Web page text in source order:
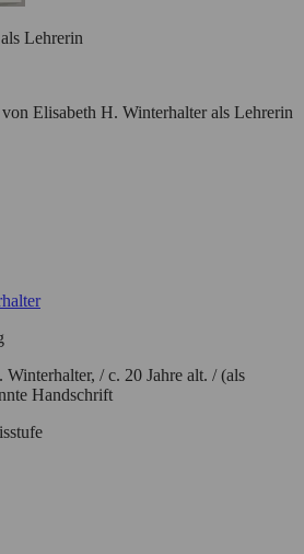
Lehrerin
Elisabeth H. Winterhalter als Lehrerin
/ c. 20 Jahre alt. / (als
Handschrift